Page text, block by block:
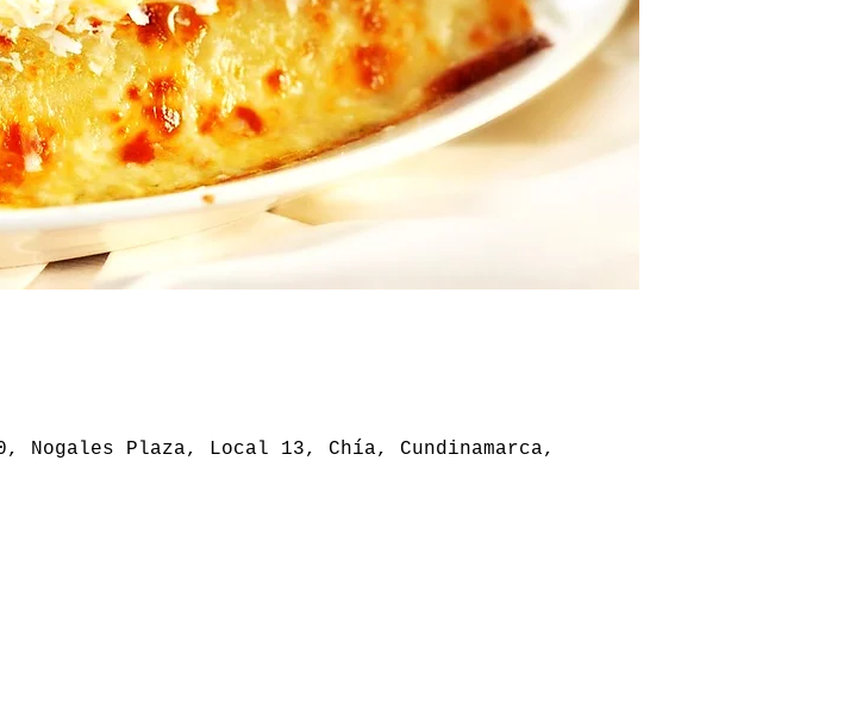
Nogales Plaza, Local 13, Chía, Cundinamarca,